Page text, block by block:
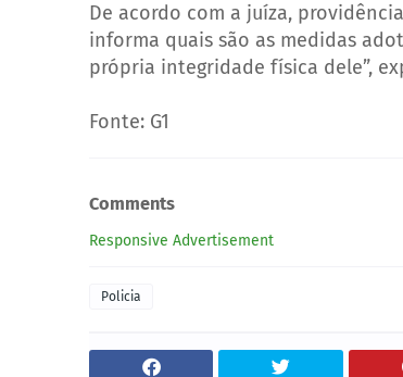
De acordo com a juíza,
informa quais são as medidas
própria integridade física dele”,
Fonte: G1
Comments
Responsive Advertisement
Policia